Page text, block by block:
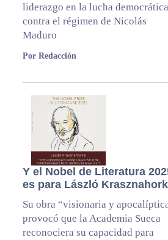
liderazgo en la lucha democrática
contra el régimen de Nicolás
Maduro
Por Redacción
Y el Nobel de Literatura
es para László
Su obra “visionaria y
provocó que la Academia Sueca
reconociera su capacidad para